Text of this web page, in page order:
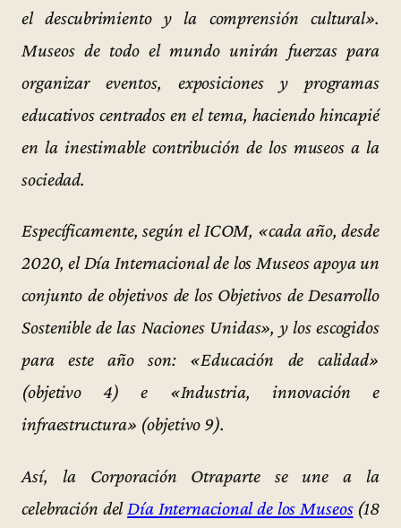
el descubrimiento y la comprensión cultural».
Museos de todo el mundo unirán fuerzas para
organizar eventos, exposiciones y programas
educativos centrados en el tema, haciendo hincapié
en la inestimable contribución de los museos a la
sociedad.
Específicamente, según el ICOM, «cada año, desde
2020, el Día Internacional de los Museos apoya un
conjunto de objetivos de los Objetivos de Desarrollo
Sostenible de las Naciones Unidas», y los escogidos
para este año son: «Educación de calidad»
(objetivo 4) e «Industria, innovación e
infraestructura» (objetivo 9).
Así, la Corporación Otraparte se une a la
celebración del Día Internacional de los Museos(18